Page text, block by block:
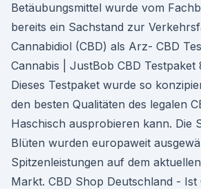
Betäubungsmittel wurde vom
bereits ein Sachstand zur
Cannabidiol (CBD) als Arz- CBD
Cannabis | JustBob CBD Testpaket
Dieses Testpaket wurde so
den besten Qualitäten des legalen
Haschisch ausprobieren kann. Die
Blüten wurden europaweit
Spitzenleistungen auf dem
Markt. CBD Shop Deutschland - Ist